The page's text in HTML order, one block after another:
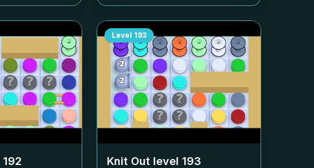
192
Level 193
Knit Out level 193